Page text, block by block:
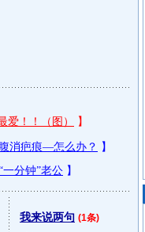
我来说两句 (1条)